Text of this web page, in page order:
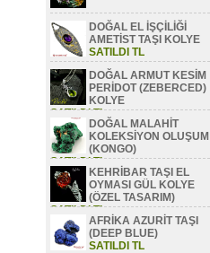
DOĞAL EL İŞÇİLİĞİ
AMETİST TAŞI KOLYE
SATILDI TL
DOĞAL ARMUT KESİM
PERİDOT (ZEBERCED)
KOLYE
SATILDI TL
DOĞAL MALAHİT
KOLEKSİYON OLUŞUM
(KONGO)
SATILDI TL
KEHRİBAR TAŞI EL
OYMASI GÜL KOLYE
(ÖZEL TASARIM)
SATILDI TL
AFRİKA AZURİT TAŞI
(DEEP BLUE)
SATILDI TL